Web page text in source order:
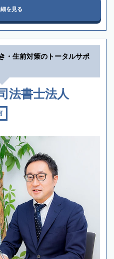
を見る
・生前対策のトータルサポ
法書士法人